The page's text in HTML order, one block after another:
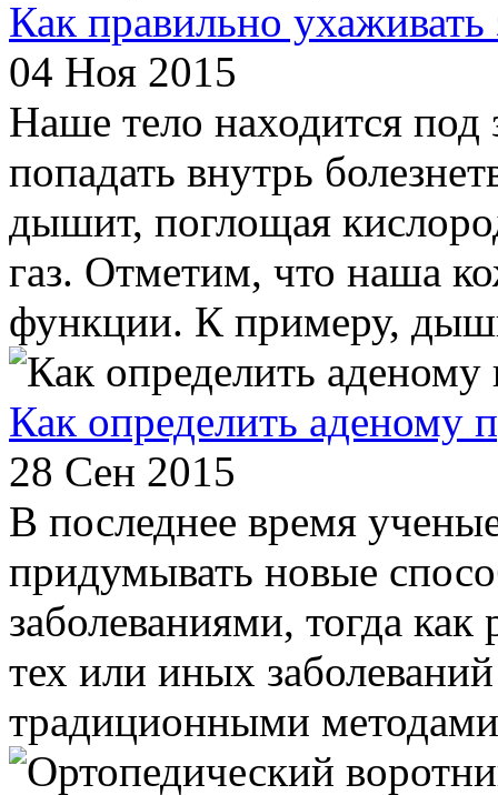
Как правильно ухаживать
04 Ноя 2015
Наше тело находится
попадать внутрь
дышит, поглощая
газ. Отметим, что наша
функции. К примеру,
Как определить аденому
28 Сен 2015
В последнее время
придумывать новые
заболеваниями, тогда
тех или иных
традиционными